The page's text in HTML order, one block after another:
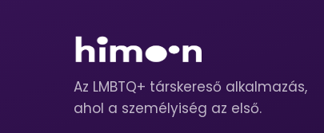
Az LMBTQ+ társkereső alkalmazás,
ahol a személyiség az első.